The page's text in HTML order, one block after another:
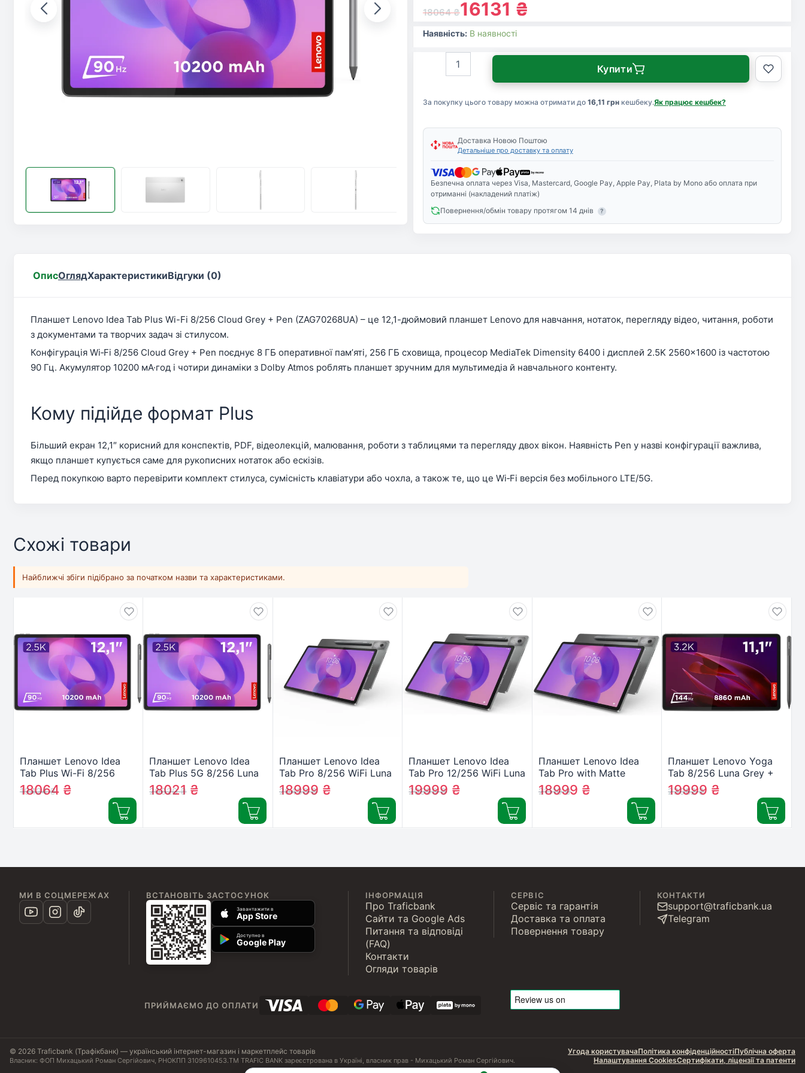
18064₴16131 ₴
Наявність: В наявності
За покупку цього товару можна отримати до 16,11 грнкешбеку.Як працює кешбек?
Plus
Fi
8/256
Cloud
Pen
(ZAG70268UA)
кількість
Купити
Доставка Новою Поштою
Детальніше про доставку та оплату
Безпечна оплата через Visa, Mastercard, Google Pay, Apple Pay, Plata by Mono або оплата при
отриманні (накладений платіж)
Повернення/обмін товару протягом 14 днів
?
ОписОглядХарактеристикиВідгуки (0)
Планшет Lenovo Idea Tab Plus Wi-Fi 8/256 Cloud Grey + Pen (ZAG70268UA) – це 12,1-дюймовий планшет Lenovo для навчання, нотаток, перегляду відео, читання, роботи
з документами та творчих задач зі стилусом.
Конфігурація Wi‑Fi 8/256 Cloud Grey + Pen поєднує 8 ГБ оперативної памʼяті, 256 ГБ сховища, процесор MediaTek Dimensity 6400 і дисплей 2.5K 2560×1600 із частотою
90 Гц. Акумулятор 10200 мА·год і чотири динаміки з Dolby Atmos роблять планшет зручним для мультимедіа й навчального контенту.
Кому підійде формат Plus
Більший екран 12,1″ корисний для конспектів, PDF, відеолекцій, малювання, роботи з таблицями та перегляду двох вікон. Наявність Pen у назві конфігурації важлива,
якщо планшет купується саме для рукописних нотаток або ескізів.
Перед покупкою варто перевірити комплект стилуса, сумісність клавіатури або чохла, а також те, що це Wi‑Fi версія без мобільного LTE/5G.
Схожі товари
Найближчі збіги підібрано за початком назви та характеристиками.
Планшет Lenovo Idea
Tab Plus Wi-Fi 8/256
Luna Grey + Pen
(ZAG70055UA)
19424₴
18064 ₴
Планшет Lenovo Idea
Tab Plus 5G 8/256 Luna
Grey + Pen
(ZAGF0114UA)
20020₴
18021 ₴
Планшет Lenovo Idea
Tab Pro 8/256 WiFi Luna
Grey + Pen
(ZAE40027UA)
20430₴
18999 ₴
Планшет Lenovo Idea
Tab Pro 12/256 WiFi Luna
Grey + Pen
(ZAE50100UA)
20999₴
19999 ₴
Планшет Lenovo Idea
Tab Pro with Matte
Display 8/256 WiFi Luna
Grey + Pen
21110₴
18999 ₴
Планшет Lenovo Yoga
Tab 8/256 Luna Grey +
Pen (ZAG60200UA)
23082₴
19999 ₴
МИ В СОЦМЕРЕЖАХ ВСТАНОВІТЬ ЗАСТОСУНОК
Завантажити в
App Store
Доступно в
Google Play
ІНФОРМАЦІЯ
Про Traficbank
Сайти та Google Ads
Питання та відповіді
(FAQ)
Контакти
Огляди товарів
СЕРВІС
Сервіс та гарантія
Доставка та оплата
Повернення товару
КОНТАКТИ
support@traficbank.ua
Telegram
ПРИЙМАЄМО ДО ОПЛАТИ
© 2026 Traficbank (Трафікбанк) — український інтернет-магазин і маркетплейс товарів
Власник: ФОП Михацький Роман Сергійович, РНОКПП 3109610453.ТМ TRAFIC BANK зареєстрована в Україні, власник прав - Михацький Роман Сергійович.
Угода користувачаПолітика конфіденційностіПублічна оферта
Налаштування CookiesСертифікати, ліцензії та патенти